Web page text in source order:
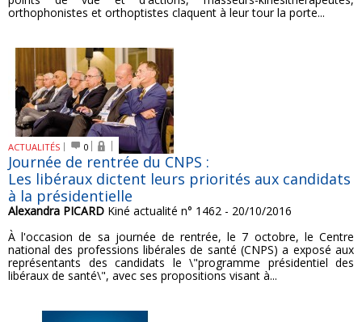
orthophonistes et orthoptistes claquent à leur tour la porte...
ACTUALITÉS 0
Journée de rentrée du CNPS :
Les libéraux dictent leurs priorités aux candidats
à la présidentielle
Alexandra PICARD Kiné actualité n° 1462 - 20/10/2016
À l'occasion de sa journée de rentrée, le 7 octobre, le Centre
national des professions libérales de santé (CNPS) a exposé aux
représentants des candidats le \"programme présidentiel des
libéraux de santé\", avec ses propositions visant à...